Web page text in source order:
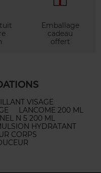
Emballage
cadeau
offert
VISAGE
LANCOME 200 ML
N 5 200 ML
HYDRATANT
CORPS